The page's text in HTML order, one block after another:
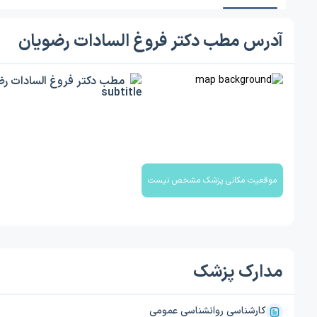
آدرس مطب دکتر فروغ السادات رضویان
موقعیت مکانی پزشک مشخص نیست
مطب دکتر فروغ السادات
مدارک پزشک
کارشناسی روانشناسی عمومی